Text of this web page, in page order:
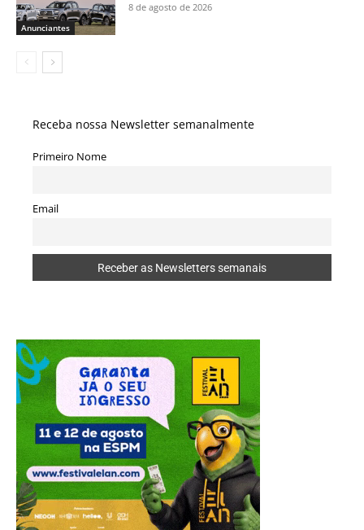
Anunciantes
8 de agosto de 2026
Receba nossa Newsletter semanalmente
Primeiro Nome
Email